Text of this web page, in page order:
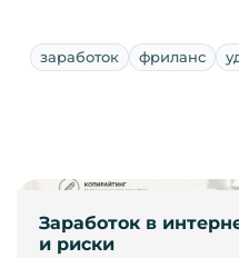
заработок фриланс
Заработок в
и риски